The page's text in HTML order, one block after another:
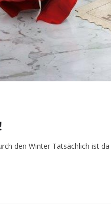
den Winter Tatsächlich ist